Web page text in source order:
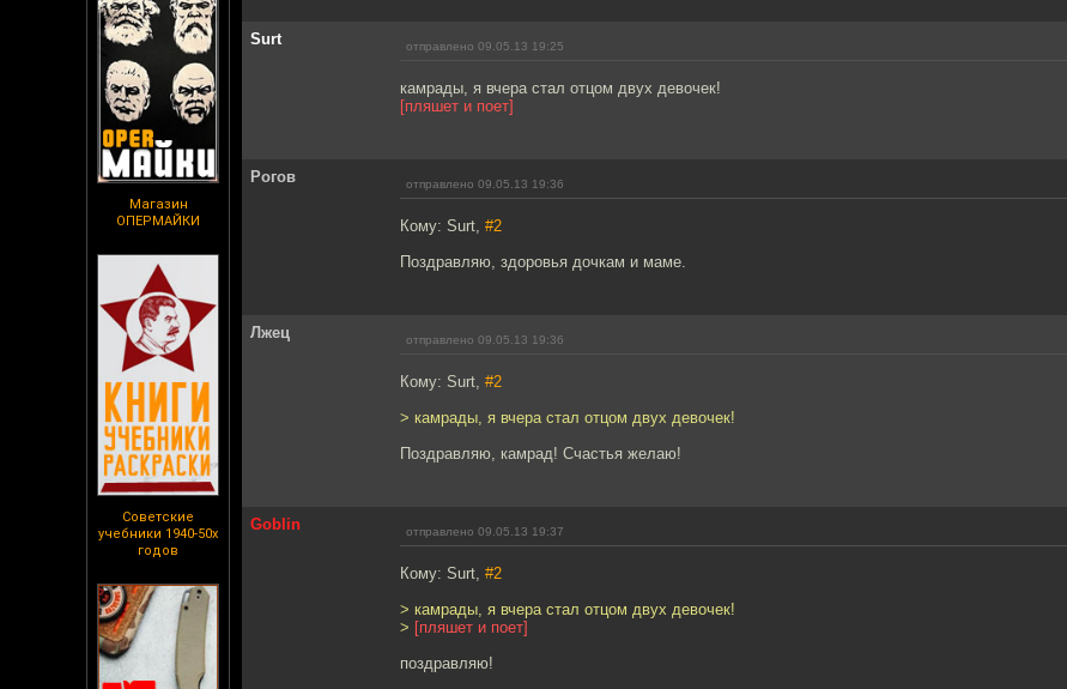
Магазин
ОПЕРМАЙКИ
Советские
учебники 1940-50х
годов
Surt отправлено 09.05.13 19:25
камрады, я вчера стал отцом двух девочек!
[пляшет и поет]
Рогов отправлено 09.05.13 19:36
Кому: Surt, #2
Поздравляю, здоровья дочкам и маме.
Лжец отправлено 09.05.13 19:36
Кому: Surt, #2
> камрады, я вчера стал отцом двух девочек!
Поздравляю, камрад! Счастья желаю!
Goblin отправлено 09.05.13 19:37
Кому: Surt, #2
> камрады, я вчера стал отцом двух девочек!
> [пляшет и поет]
поздравляю!